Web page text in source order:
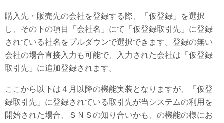
購入先・販売先の会社を登録する際、「仮登録」を選択
し、その下の項目「会社名」にて「仮登録取引先」に登録
されている社名をプルダウンで選択できます。登録の無い
会社の場合直接入力も可能で、入力された会社は「仮登録
取引先」に追加登録されます。
ここから以下は４月以降の機能実装となりますが、「仮登
録取引先」に登録されている取引先が当システムの利用を
開始された場合、ＳＮＳの知り合いかも、の機能の様にお